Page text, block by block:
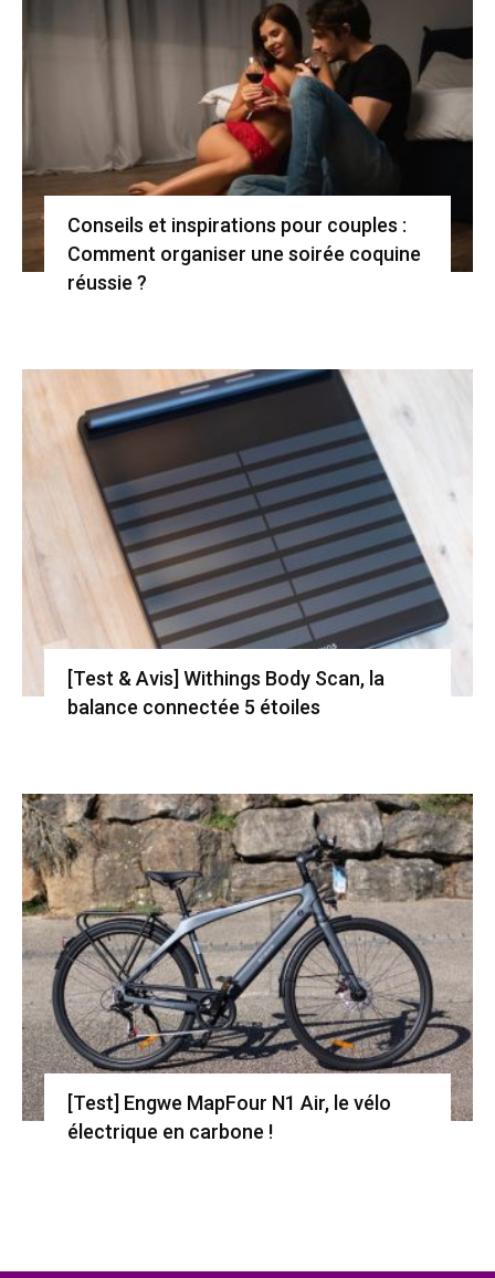
Conseils et inspirations pour couples :
Comment organiser une soirée coquine
réussie ?
[Test & Avis] Withings Body Scan, la
balance connectée 5 étoiles
[Test] Engwe MapFour N1 Air, le vélo
électrique en carbone !